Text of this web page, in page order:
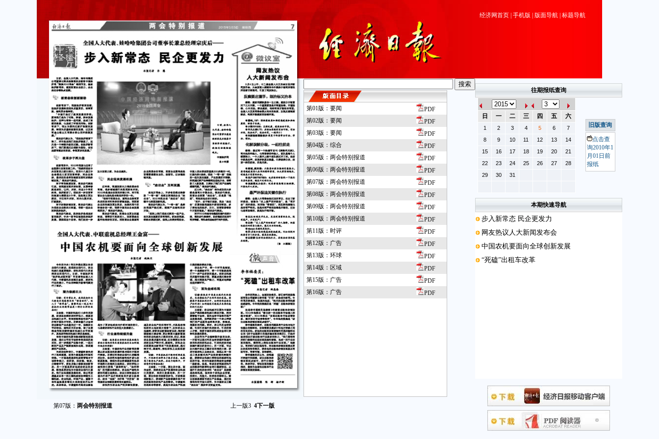
第07版： 两会特别报道 上一版3 4下一版
经济网首页 手机版 版面导航 标题导航
第01版：要闻
PDF
第02版：要闻
PDF
第03版：要闻
PDF
第04版：综合
PDF
第05版：两会特别报道
PDF
第06版：两会特别报道
PDF
第07版：两会特别报道
PDF
第08版：两会特别报道
PDF
第09版：两会特别报道
PDF
第10版：两会特别报道
PDF
第11版：时评
PDF
第12版：广告
PDF
第13版：环球
PDF
第14版：区域
PDF
第15版：广告
PDF
第16版：广告
PDF
往期报纸查询
日 一 二 三 四 五 六
1 2 3 4 5 6
7
8
9 10 11 12 13
14
15
16 17 18 19 20
21
22
23 24 25 26 27
28
29
30 31
旧版查询
点击查
询2010年1
月01日前
报纸
本期快速导航
步入新常态 民企更发力
网友热议人大新闻发布会
中国农机要面向全球创新发展
“死磕”出租车改革